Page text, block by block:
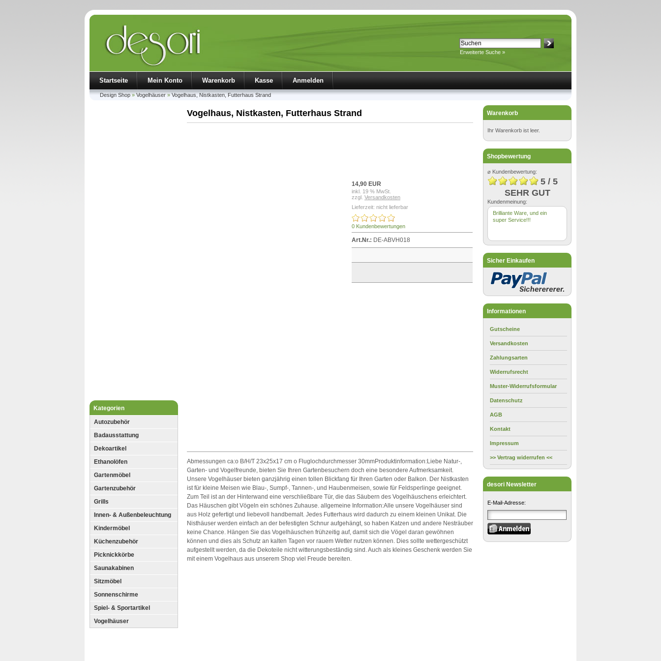
Erweiterte Suche »
Startseite Mein Konto Warenkorb Kasse Anmelden
Design Shop»Vogelhäuser»Vogelhaus, Nistkasten, Futterhaus Strand
Kategorien
Autozubehör
Badausstattung
Dekoartikel
Ethanolöfen
Gartenmöbel
Gartenzubehör
Grills
Innen- & Außenbeleuchtung
Kindermöbel
Küchenzubehör
Picknickkörbe
Saunakabinen
Sitzmöbel
Sonnenschirme
Spiel- & Sportartikel
Vogelhäuser
Vogelhaus, Nistkasten, Futterhaus Strand
14,90 EUR
inkl. 19 % MwSt.
zzgl. Versandkosten
Lieferzeit: nicht lieferbar
0 Kundenbewertungen
Art.Nr.: DE-ABVH018
Abmessungen ca:o B/H/T 23x25x17 cm o Fluglochdurchmesser 30mmProduktinformation:Liebe Natur-,
Garten- und Vogelfreunde, bieten Sie Ihren Gartenbesuchern doch eine besondere Aufmerksamkeit.
Unsere Vogelhäuser bieten ganzjährig einen tollen Blickfang für Ihren Garten oder Balkon. Der Nistkasten
ist für kleine Meisen wie Blau-, Sumpf-, Tannen-, und Haubenmeisen, sowie für Feldsperlinge geeignet.
Zum Teil ist an der Hinterwand eine verschließbare Tür, die das Säubern des Vogelhäuschens erleichtert.
Das Häuschen gibt Vögeln ein schönes Zuhause. allgemeine Information:Alle unsere Vogelhäuser sind
aus Holz gefertigt und liebevoll handbemalt. Jedes Futterhaus wird dadurch zu einem kleinen Unikat. Die
Nisthäuser werden einfach an der befestigten Schnur aufgehängt, so haben Katzen und andere Nesträuber
keine Chance. Hängen Sie das Vogelhäuschen frühzeitig auf, damit sich die Vögel daran gewöhnen
können und dies als Schutz an kalten Tagen vor rauem Wetter nutzen können. Dies sollte wettergeschützt
aufgestellt werden, da die Dekoteile nicht witterungsbeständig sind. Auch als kleines Geschenk werden Sie
mit einem Vogelhaus aus unserem Shop viel Freude bereiten.
Warenkorb
Ihr Warenkorb ist leer.
Shopbewertung
⌀ Kundenbewertung:
5 / 5
SEHR GUT
Kundenmeinung:
Brilliante Ware, und ein
super Service!!!
Sicher Einkaufen
Informationen
Gutscheine
Versandkosten
Zahlungsarten
Widerrufsrecht
Muster-Widerrufsformular
Datenschutz
AGB
Kontakt
Impressum
>> Vertrag widerrufen <<
desori Newsletter
E-Mail-Adresse: